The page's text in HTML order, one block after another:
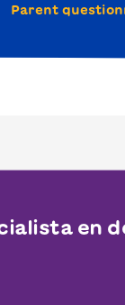
Parent
en